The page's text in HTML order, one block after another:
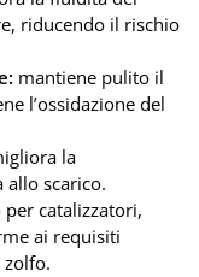
riducendo il rischio
mantiene pulito il
l’ossidazione del
la
scarico.
per catalizzatori,
ai requisiti